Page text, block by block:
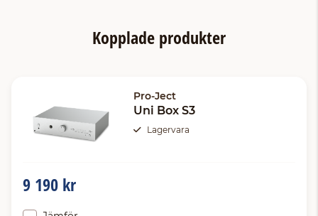
Kopplade produkter
Pro-Ject
Uni Box S3
Lagervara
9 190 kr